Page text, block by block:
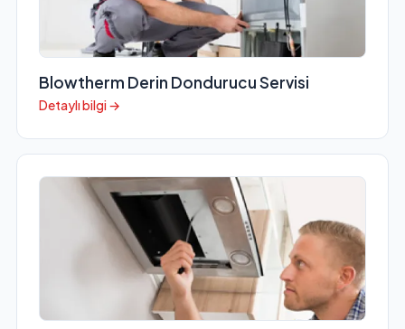
Blowtherm Derin Dondurucu Servisi
Detaylı bilgi →